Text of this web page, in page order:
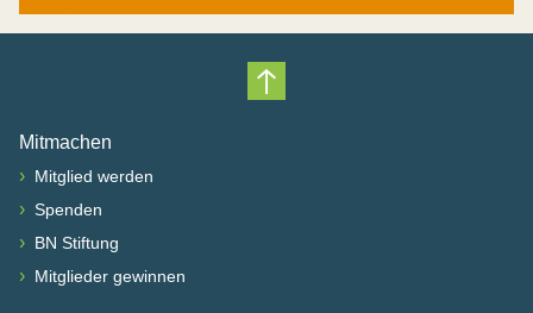
Nach oben scrollen
Mitmachen
› Mitglied werden
› Spenden
› BN Stiftung
› Mitglieder gewinnen